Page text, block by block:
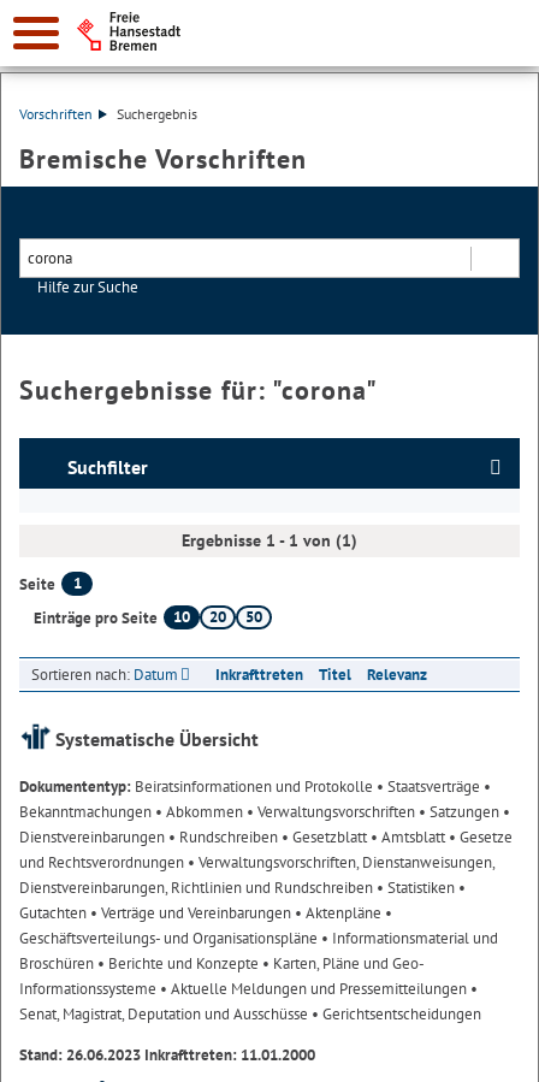
Vorschriften Suchergebnis
Bremische Vorschriften
Hilfe zur Suche
Suchergebnisse für: "corona"
Suchfilter
Ergebnisse 1 - 1 von (1)
Seite
1
Einträge pro Seite
10 20 50
Sortieren nach: Datum Inkrafttreten Titel Relevanz
Systematische Übersicht
Dokumententyp: Beiratsinformationen und Protokolle • Staatsverträge •
Bekanntmachungen • Abkommen • Verwaltungsvorschriften • Satzungen •
Dienstvereinbarungen • Rundschreiben • Gesetzblatt• Amtsblatt• Gesetze
und Rechtsverordnungen • Verwaltungsvorschriften, Dienstanweisungen,
Dienstvereinbarungen, Richtlinien und Rundschreiben • Statistiken •
Gutachten • Verträge und Vereinbarungen • Aktenpläne •
Geschäftsverteilungs- und Organisationspläne • Informationsmaterial und
Broschüren • Berichte und Konzepte • Karten, Pläne und Geo-
Informationssysteme • Aktuelle Meldungen und Pressemitteilungen •
Senat, Magistrat, Deputation und Ausschüsse • Gerichtsentscheidungen
Stand: 26.06.2023 Inkrafttreten: 11.01.2000